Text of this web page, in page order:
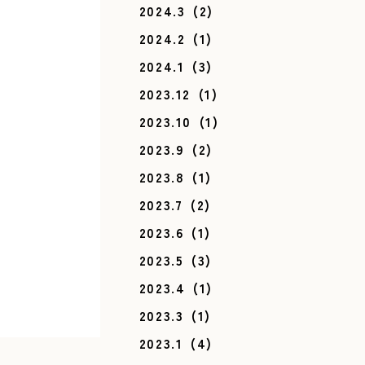
2024.3 (2)
2024.2 (1)
2024.1 (3)
2023.12 (1)
2023.10 (1)
2023.9 (2)
2023.8 (1)
2023.7 (2)
2023.6 (1)
2023.5 (3)
2023.4 (1)
2023.3 (1)
2023.1 (4)